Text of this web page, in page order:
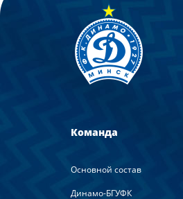
Команда
Основной состав
Динамо-БГУФК